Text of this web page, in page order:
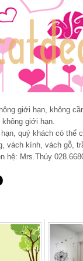
giới hạn, không
giới hạn.
quý khách có thể
vách kính, vách gỗ,
hệ: Mrs.Thúy